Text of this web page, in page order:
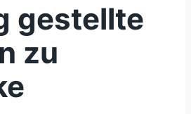
gestellte
zu